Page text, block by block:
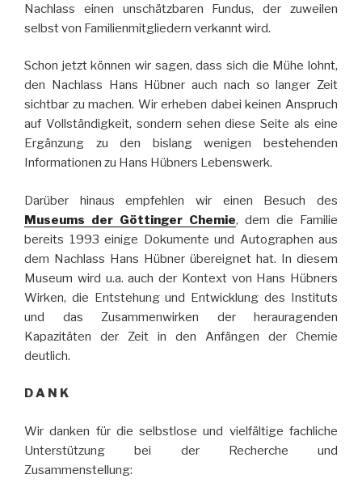
Nachlass einen unschätzbaren Fundus, der zuweilen
selbst von Familienmitgliedern verkannt wird.
Schon jetzt können wir sagen, dass sich die Mühe lohnt,
den Nachlass Hans Hübner auch nach so langer Zeit
sichtbar zu machen. Wir erheben dabei keinen Anspruch
auf Vollständigkeit, sondern sehen diese Seite als eine
Ergänzung zu den bislang wenigen bestehenden
Informationen zu Hans Hübners Lebenswerk.
Darüber hinaus empfehlen wir einen Besuch des
Museums der Göttinger Chemie, dem die Familie
bereits 1993 einige Dokumente und Autographen aus
dem Nachlass Hans Hübner übereignet hat. In diesem
Museum wird u.a. auch der Kontext von Hans Hübners
Wirken, die Entstehung und Entwicklung des Instituts
und das Zusammenwirken der herauragenden
Kapazitäten der Zeit in den Anfängen der Chemie
deutlich.
D A N K
Wir danken für die selbstlose und vielfältige fachliche
Unterstützung bei der Recherche und
Zusammenstellung: